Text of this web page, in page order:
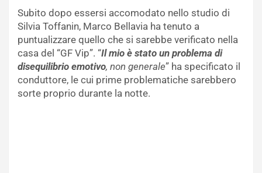
Subito dopo essersi accomodato nello studio di
Silvia Toffanin, Marco Bellavia ha tenuto a
puntualizzare quello che si sarebbe verificato nella
casa del “GF Vip”. “Il mio è stato un problema di
disequilibrio emotivo, non generale” ha specificato il
conduttore, le cui prime problematiche sarebbero
sorte proprio durante la notte.